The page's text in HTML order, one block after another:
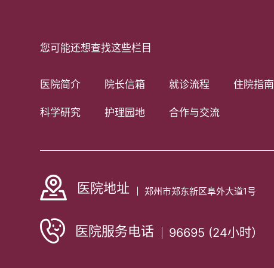
您可能还想查找这些栏目
医院简介 院长信箱 就诊流程 住院指南
科学研究 护理园地 合作与交流
医院地址 郑州市郑东新区阜外大道1号
医院服务电话 96695 (24小时）